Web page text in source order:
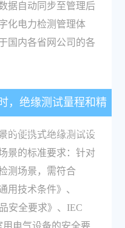
据自动同步至管理后
化电力检测管理体
国内各省网公司的各
，绝缘测试量程和精
PAT450是否
的便携式绝缘测试设
景的标准要求：针对
测场景，需符合
用技术条件》、
安全要求》、IEC
用电气设备的安全要